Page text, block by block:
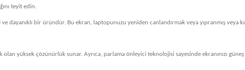
teyit edin.
dayanıklı bir üründür. Bu ekran, laptopunuzu yeniden canlandırmak veya yıpranmış veya
yüksek çözünürlük sunar. Ayrıca, parlama önleyici teknolojisi sayesinde ekranınızı